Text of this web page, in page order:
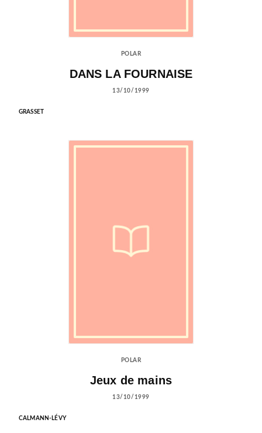
POLAR
DANS LA FOURNAISE
13/10/1999
GRASSET
POLAR
Jeux de mains
13/10/1999
CALMANN-LÉVY